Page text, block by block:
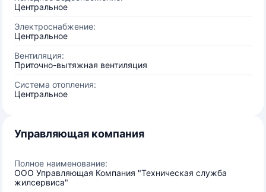
Центральное
Электроснабжение:
Центральное
Вентиляция:
Приточно-вытяжная вентиляция
Система отопления:
Центральное
Управляющая компания
Полное наименование:
ООО Управляющая Компания "Техническая служба
жилсервиса"